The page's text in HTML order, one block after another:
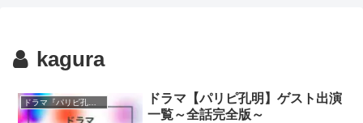
kagura
ドラマ『パリピ孔明』
ドラマ【パリピ孔明】ゲスト出演
一覧～全話完全版～